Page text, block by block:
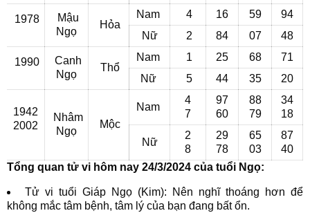
1978
Mậu
Ngọ
Hỏa
Nam 4 16 59
94
Nữ
2 84 07 48
1990
Canh
Ngọ
Thổ
Nam 1 25 68
71
Nữ
5 44 35 20
1942
2002
Nhâm
Ngọ
Mộc
Nam
4
7
97
60
88
79
34
18
Nữ
2
8
29
78
65
03
87
40
Tổng quan tử vi hôm nay 24/3/2024 của tuổi Ngọ:
Tử vi tuổi Giáp Ngọ (Kim): Nên nghĩ thoáng hơn để
không mắc tâm bệnh, tâm lý của bạn đang bất ổn.